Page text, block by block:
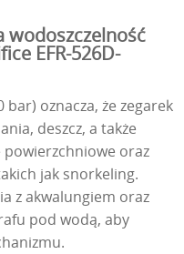
wodoszczelność
EFR-526D-
bar) oznacza, że zegarek
deszcz, a także
powierzchniowe oraz
jak snorkeling.
z akwalungiem oraz
pod wodą, aby